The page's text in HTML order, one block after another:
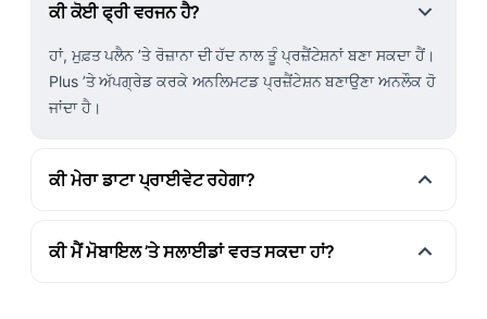
ਕੀ ਕੋਈ ਫ੍ਰੀ ਵਰਜਨ ਹੈ?
ਹਾਂ, ਮੁਫ਼ਤ ਪਲੈਨ ’ਤੇ ਰੋਜ਼ਾਨਾ ਦੀ ਹੱਦ ਨਾਲ ਤੂੰ ਪ੍ਰਜ਼ੈਂਟੇਸ਼ਨਾਂ ਬਣਾ ਸਕਦਾ ਹੈਂ।
Plus ’ਤੇ ਅੱਪਗ੍ਰੇਡ ਕਰਕੇ ਅਨਲਿਮਟਡ ਪ੍ਰਜ਼ੈਂਟੇਸ਼ਨ ਬਣਾਉਣਾ ਅਨਲੌਕ ਹੋ
ਜਾਂਦਾ ਹੈ।
ਕੀ ਮੇਰਾ ਡਾਟਾ ਪ੍ਰਾਈਵੇਟ ਰਹੇਗਾ?
ਕੀ ਮੈਂ ਮੋਬਾਇਲ ’ਤੇ ਸਲਾਈਡਾਂ ਵਰਤ ਸਕਦਾ ਹਾਂ?